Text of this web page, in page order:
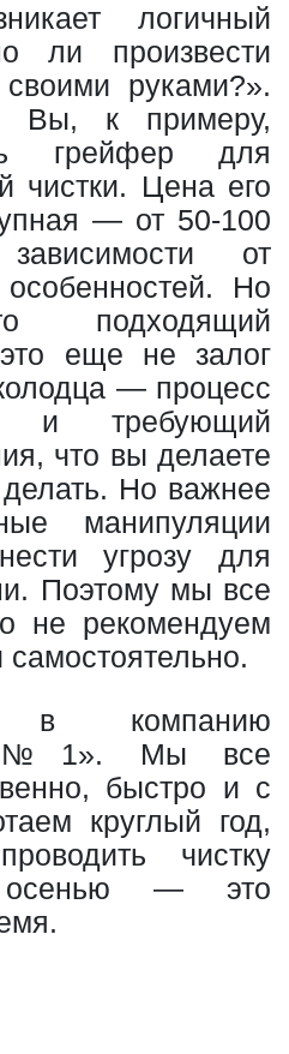
логичный
ли произвести
руками?».
Вы, к примеру,
грейфер для
чистки. Цена его
— от 50-100
от
особенностей. Но
подходящий
еще не залог
— процесс
и требующий
что вы делаете
Но важнее
манипуляции
угрозу для
Поэтому мы все
не рекомендуем
самостоятельно.
в компанию
№1». Мы все
быстро и с
круглый год,
чистку
— это